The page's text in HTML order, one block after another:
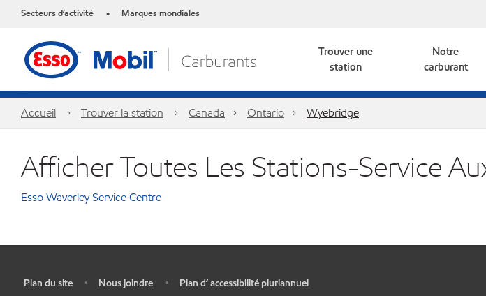
Secteurs d’activité • Marques mondiales
Trouver une
station
Notre
carburant
Accueil Trouver la station Canada Ontario Wyebridge
Afficher Toutes Les Stations-Service
Esso Waverley Service Centre
Plan du site • Nous joindre •
Plan d’ accessibilité pluriannuel